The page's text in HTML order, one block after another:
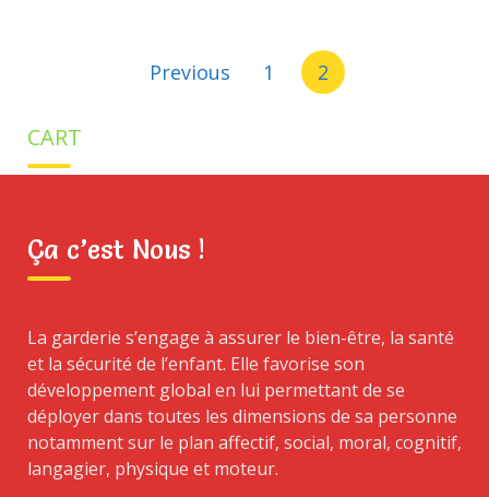
Previous 1 2
CART
The Happy Car
Note5.00 sur
5
£18.00
The Twirling Car
Ça c’est Nous !
La garderie s’engage à assurer le bien-être, la santé
et la sécurité de l’enfant. Elle favorise son
développement global en lui permettant de se
déployer dans toutes les dimensions de sa personne
notamment sur le plan affectif, social, moral, cognitif,
langagier, physique et moteur.